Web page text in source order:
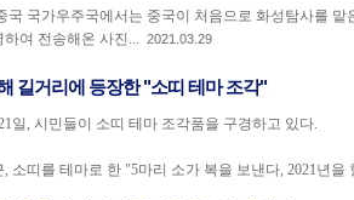
국 국가우주국에서는 중국이 처음으로 화성탐사를 맡
하여 전송해온 사진... 2021.03.29
길거리에 등장한 "소띠 테마 조각"
일, 시민들이 소띠 테마 조각품을 구경하고 있다.
, 소띠를 테마로 한 "5마리 소가 복을 보낸다, 2021년을